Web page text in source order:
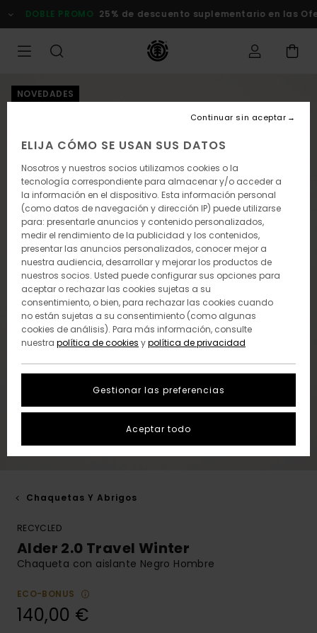
la
DOBLE PROMO 25% de descuento suplementario en las
NOVEDADES
Chaquetas Y Abrigos
RECYCLED
Alder 2.0 Travel Winter
Chaqueta con aislante Negro Hombre
ECO-BONUS
140,00 €
ELIJA CÓMO SE USAN SUS DATOS
Nosotros y nuestros socios utilizamos cookies o la
tecnología correspondiente para almacenar y/o acceder a
la información en el dispositivo. Esta información personal
(como datos de navegación y dirección IP) puede utilizarse
para: presentarle anuncios y contenido personalizados,
medir el rendimiento de la publicidad y los contenidos,
presentar las anuncios personalizados, conocer mejor a
nuestra audiencia, desarrollar y mejorar los productos de
nuestros socios. Usted puede configurar sus opciones para
aceptar o rechazar las cookies sujetas a su
consentimiento, o bien, para rechazar las cookies cuando
no están sujetas a su consentimiento (como algunas
cookies de análisis). Para más información, consulte
nuestra política de cookies ypolítica de privacidad
Gestionar las preferencias
Continuar sin aceptar
Aceptar todo